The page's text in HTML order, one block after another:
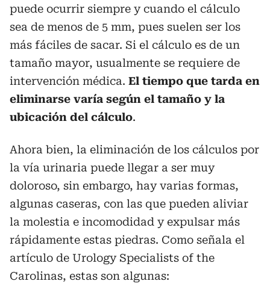
puede ocurrir siempre y cuando el cálculo
sea de menos de 5 mm, pues suelen ser los
más fáciles de sacar. Si el cálculo es de un
tamaño mayor, usualmente se requiere de
intervención médica. El tiempo que tarda en
eliminarse varía según el tamaño y la
ubicación del cálculo.
Ahora bien, la eliminación de los cálculos por
la vía urinaria puede llegar a ser muy
doloroso, sin embargo, hay varias formas,
algunas caseras, con las que pueden aliviar
la molestia e incomodidad y expulsar más
rápidamente estas piedras. Como señala el
artículo de Urology Specialists of the
Carolinas, estas son algunas: